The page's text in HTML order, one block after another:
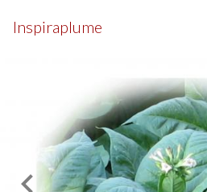
Inspiraplume